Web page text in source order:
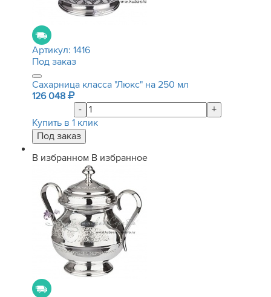
Артикул: 1416
Под заказ
Сахарница класса "Люкс" на 250 мл
126 048
-
+
Купить в 1 клик
В избранном В избранное